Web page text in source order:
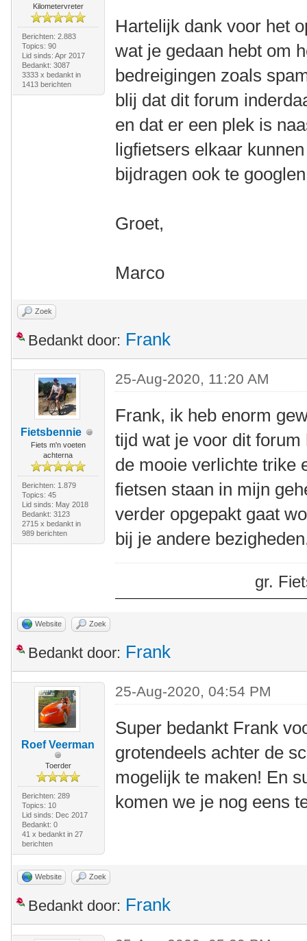
Kilometervreter
Berichten: 2.883
Topics: 90
Lid sinds: Apr 2017
Bedankt: 3087
3333 x bedankt in
1413 berichten
Hartelijk dank voor het
wat je gedaan hebt om
bedreigingen zoals
blij dat dit forum
en dat er een plek is
ligfietsers elkaar
bijdragen ook te
Groet,
Marco
Zoek
Bedankt door: Frank
Fietsbennie
Fiets m'n voeten
achterna
Berichten: 1.879
Topics: 45
Lid sinds: May 2018
Bedankt: 3123
2715 x bedankt in
989 berichten
25-Aug-2020, 11:20 AM
Frank, ik heb enorm
tijd wat je voor dit
de mooie verlichte trike
fietsen staan in mijn
verder opgepakt gaat
bij je andere
gr.
Website Zoek
Bedankt door: Frank
Roef Veerman
Toerder
Berichten: 289
Topics: 10
Lid sinds: Dec 2017
Bedankt: 0
41 x bedankt in 27
berichten
25-Aug-2020, 04:54 PM
Super bedankt Frank
grotendeels achter de
mogelijk te maken! En
komen we je nog eens
Website Zoek
Bedankt door: Frank